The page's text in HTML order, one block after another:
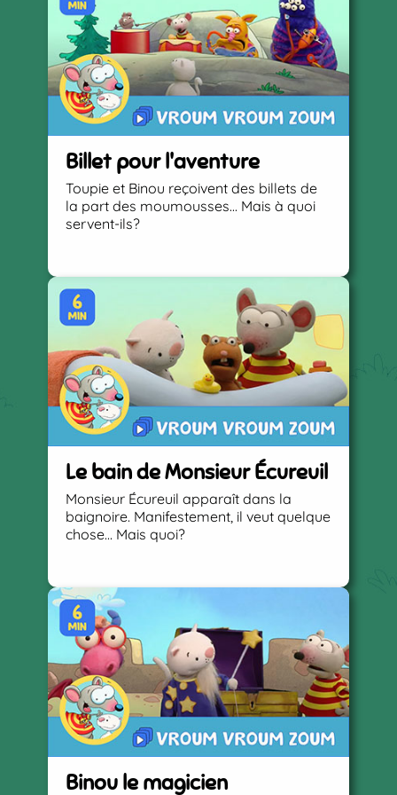
Billet pour l'aventure
Toupie et Binou reçoivent des billets de
la part des moumousses... Mais à quoi
servent-ils?
Le bain de Monsieur Écureuil
Monsieur Écureuil apparaît dans la
baignoire. Manifestement, il veut quelque
chose... Mais quoi?
Binou le magicien